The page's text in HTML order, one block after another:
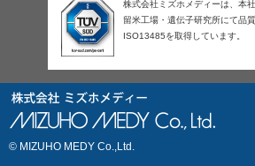
株式会社ミズホメディーは、本
留米工場・遺伝子研究所にて品
ISO13485を取得しています。
© MIZUHO MEDY Co.,Ltd.